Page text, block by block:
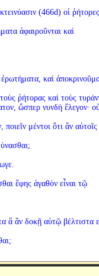
(466d) οἱ
ἀφαιροῦνται καὶ
καὶ
ῥήτορας καὶ τοὺς
ὥσπερ νυνδὴ ἔλεγον·
μέντοι ὅτι ἂν
ἔφης ἀγαθὸν εἶναι τῷ
ἃ ἂν δοκῇ αὐτῷ βέλτιστα